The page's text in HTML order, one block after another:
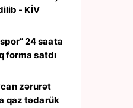
На Урале из казны
были украдены 18
миллионов рублей
- KİV
forma satdı
qaz tədarük